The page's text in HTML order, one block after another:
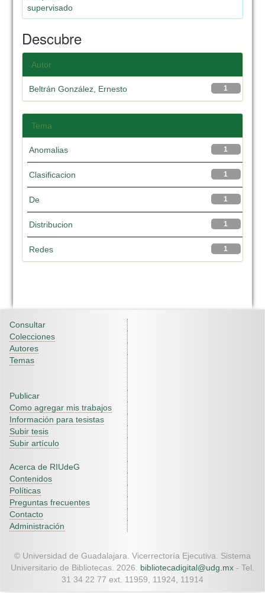
supervisado
Descubre
Autor
1
Beltrán González, Ernesto
Tema
1
Anomalias
1
Clasificacion
1
De
1
Distribucion
1
Redes
Consultar
Colecciones
Autores
Temas
Publicar
Como agregar mis trabajos
Información para tesistas
Subir tesis
Subir artículo
Acerca de RIUdeG
Contenidos
Políticas
Preguntas frecuentes
Contacto
Administración
© Universidad de Guadalajara. Vicerrectoría Ejecutiva. Sistema
Universitario de Bibliotecas. 2026. bibliotecadigital@udg.mx - Tel.
31 34 22 77 ext. 11959, 11924, 11914